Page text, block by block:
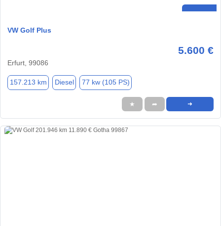
VW Golf Plus
5.600 €
Erfurt, 99086
157.213 km Diesel 77 kw (105 PS)
★ ➦ ➜